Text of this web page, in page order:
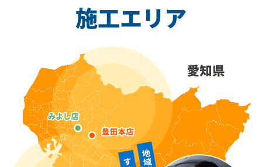
施工エリア